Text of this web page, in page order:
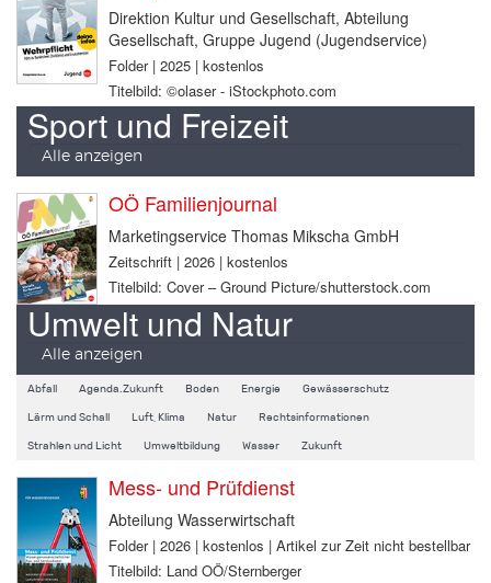
Direktion Kultur und Gesellschaft, Abteilung
Gesellschaft, Gruppe Jugend (Jugendservice)
Folder | 2025 | kostenlos
Titelbild: ©olaser - iStockphoto.com
Sport und Freizeit
Alle anzeigen
OÖ Familienjournal
Marketingservice Thomas Mikscha GmbH
Zeitschrift | 2026 | kostenlos
Titelbild: Cover – Ground Picture/shutterstock.com
Umwelt und Natur
Alle anzeigen
Abfall Agenda.Zukunft Boden Energie Gewässerschutz
Lärm und Schall Luft, Klima Natur Rechtsinformationen
Strahlen und Licht Umweltbildung Wasser Zukunft
Mess- und Prüfdienst
Abteilung Wasserwirtschaft
Folder | 2026 | kostenlos | Artikel zur Zeit nicht bestellbar
Titelbild: Land OÖ/Sternberger